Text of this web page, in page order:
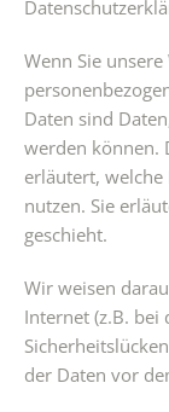
Wenn Sie
Daten sind
werden können.
erläutert,
nutzen. Sie
geschieht.
Wir weisen
Internet (z.B. bei
der Daten vor